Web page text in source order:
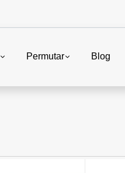
Permutar Blog